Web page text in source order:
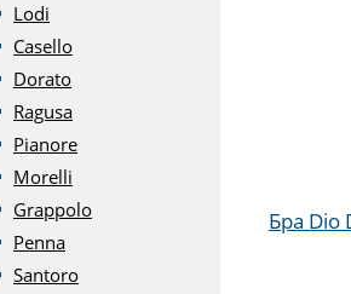
Lodi
Casello
Dorato
Ragusa
Pianore
Morelli
Grappolo
Penna
Santoro
Бра Dio